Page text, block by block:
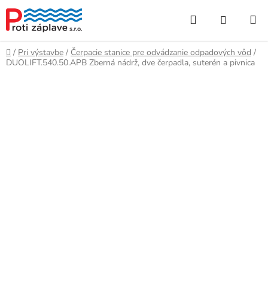
obsah
Hľadať
KOŠÍK
Domov
/ Pri výstavbe / Čerpacie stanice pre odvádzanie odpadových vôd /
DUOLIFT.540.50.APB Zberná nádrž, dve čerpadla, suterén a pivnica